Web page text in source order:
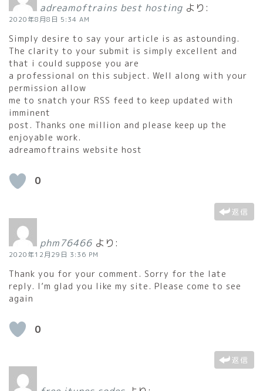
adreamoftrains best hosting より:
2020年8月8日 5:34 AM
Simply desire to say your article is as astounding.
The clarity to your submit is simply excellent and
that i could suppose you are
a professional on this subject. Well along with your
permission allow
me to snatch your RSS feed to keep updated with
imminent
post. Thanks one million and please keep up the
enjoyable work.
adreamoftrains website host
0
返信
phm76466 より:
2020年12月29日 3:36 PM
Thank you for your comment. Sorry for the late
reply. I’m glad you like my site. Please come to see
again
0
返信